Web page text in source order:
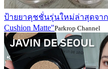
ป้ายยาคุชชั่นรุ่นใหม่ล่าสุดจาก
Cushion Matte"Parkrop Channel